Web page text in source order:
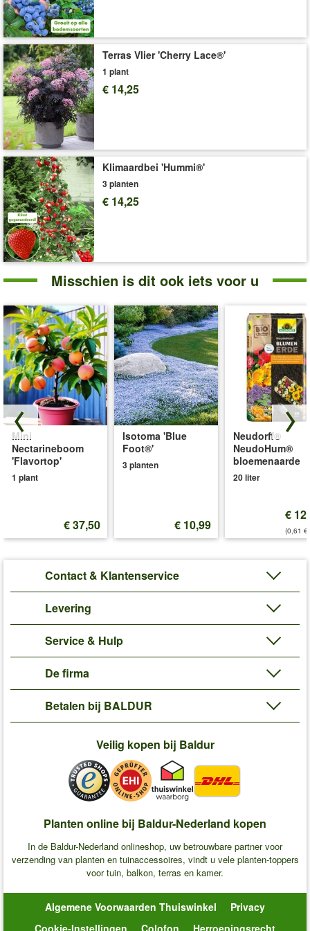
Art.nr.:9669
Levering omvat:5-liter containerpot, ca. 30-40 cm hoog
'Perzik'
Plant- en Verzorgingstips
Terras Vlier 'Cherry Lace®'
1 plant
€ 14,25
Klimaardbei 'Hummi®'
3 planten
€ 14,25
Misschien is dit ook iets voor u
Mini
Nectarineboom
'Flavortop'
1 plant
€ 37,50
Isotoma 'Blue
Foot®'
3 planten
€ 10,99
Neudorff®
NeudoHum®
bloemenaarde
20 liter
€
(0,61
Contact & Klantenservice
Levering
Service & Hulp
De firma
Betalen bij BALDUR
Veilig kopen bij Baldur
Planten online bij Baldur-Nederland kopen
In de Baldur-Nederland onlineshop, uw betrouwbare partner voor
verzending van planten en tuinaccessoires, vindt u vele planten-toppers
voor tuin, balkon, terras en kamer.
Algemene Voorwaarden Thuiswinkel
Privacy
Cookie-Instellingen
Colofon Herroepingsrecht